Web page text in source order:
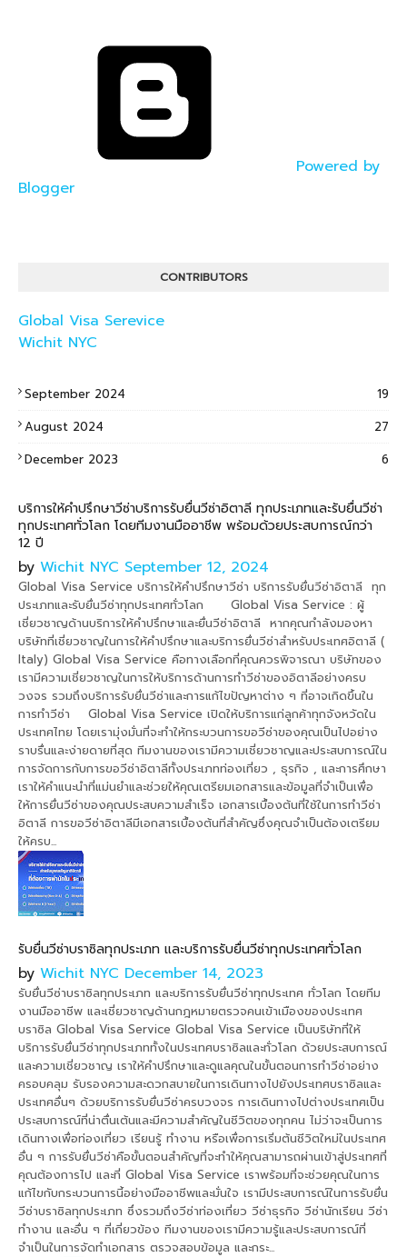
Powered by
Blogger
CONTRIBUTORS
Global Visa Serevice
Wichit NYC
September 2024
19
August 2024
27
December 2023
6
บริการให้คำปรึกษาวีซ่าบริการรับยื่นวีซ่าอิตาลี ทุกประเภทและรับยื่นวีซ่า
ทุกประเทศทั่วโลก โดยทีมงานมืออาชีพ พร้อมด้วยประสบการณ์กว่า
12 ปี
by Wichit NYC September 12, 2024
Global Visa Service บริการให้คำปรึกษาวีซ่า บริการรับยื่นวีซ่าอิตาลี ทุก
ประเภทและรับยื่นวีซ่าทุกประเทศทั่วโลก Global Visa Service : ผู้
เชี่ยวชาญด้านบริการให้คำปรึกษาและยื่นวีซ่าอิตาลี หากคุณกำลังมองหา
บริษัทที่เชี่ยวชาญในการให้คำปรึกษาและบริการยื่นวีซ่าสำหรับประเทศอิตาลี (
Italy) Global Visa Service คือทางเลือกที่คุณควรพิจารณา บริษัทของ
เรามีความเชี่ยวชาญในการให้บริการด้านการทำวีซ่าของอิตาลีอย่างครบ
วงจร รวมถึงบริการรับยื่นวีซ่าและการแก้ไขปัญหาต่าง ๆ ที่อาจเกิดขึ้นใน
การทำวีซ่า Global Visa Service เปิดให้บริการแก่ลูกค้าทุกจังหวัดใน
ประเทศไทย โดยเรามุ่งมั่นที่จะทำให้กระบวนการขอวีซ่าของคุณเป็นไปอย่าง
ราบรื่นและง่ายดายที่สุด ทีมงานของเรามีความเชี่ยวชาญและประสบการณ์ใน
การจัดการกับการขอวีซ่าอิตาลีทั้งประเภทท่องเที่ยว , ธุรกิจ , และการศึกษา
เราให้คำแนะนำที่แม่นยำและช่วยให้คุณเตรียมเอกสารและข้อมูลที่จำเป็นเพื่อ
ให้การยื่นวีซ่าของคุณประสบความสำเร็จ เอกสารเบื้องต้นที่ใช้ในการทำวีซ่า
อิตาลี การขอวีซ่าอิตาลีมีเอกสารเบื้องต้นที่สำคัญซึ่งคุณจำเป็นต้องเตรียม
ให้ครบ...
รับยื่นวีซ่าบราซิลทุกประเภท และบริการรับยื่นวีซ่าทุกประเทศทั่วโลก
by Wichit NYC December 14, 2023
รับยื่นวีซ่าบราซิลทุกประเภท และบริการรับยื่นวีซ่าทุกประเทศ ทั่วโลก โดยทีม
งานมืออาชีพ และเชี่ยวชาญด้านกฎหมายตรวจคนเข้าเมืองของประเทศ
บราซิล Global Visa Service Global Visa Service เป็นบริษัทที่ให้
บริการรับยื่นวีซ่าทุกประเภททั้งในประเทศบราซิลและทั่วโลก ด้วยประสบการณ์
และความเชี่ยวชาญ เราให้คำปรึกษาและดูแลคุณในขั้นตอนการทำวีซ่าอย่าง
ครอบคลุม รับรองความสะดวกสบายในการเดินทางไปยังประเทศบราซิลและ
ประเทศอื่นๆ ด้วยบริการรับยื่นวีซ่าครบวงจร การเดินทางไปต่างประเทศเป็น
ประสบการณ์ที่น่าตื่นเต้นและมีความสำคัญในชีวิตของทุกคน ไม่ว่าจะเป็นการ
เดินทางเพื่อท่องเที่ยว เรียนรู้ ทำงาน หรือเพื่อการเริ่มต้นชีวิตใหม่ในประเทศ
อื่น ๆ การรับยื่นวีซ่าคือขั้นตอนสำคัญที่จะทำให้คุณสามารถผ่านเข้าสู่ประเทศที่
คุณต้องการไป และที่ Global Visa Service เราพร้อมที่จะช่วยคุณในการ
แก้ไขกับกระบวนการนี้อย่างมืออาชีพและมั่นใจ เรามีประสบการณ์ในการรับยื่น
วีซ่าบราซิลทุกประเภท ซึ่งรวมถึงวีซ่าท่องเที่ยว วีซ่าธุรกิจ วีซ่านักเรียน วีซ่า
ทำงาน และอื่น ๆ ที่เกี่ยวข้อง ทีมงานของเรามีความรู้และประสบการณ์ที่
จำเป็นในการจัดทำเอกสาร ตรวจสอบข้อมูล และกระ...